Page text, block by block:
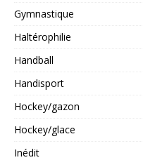
Gymnastique
Haltérophilie
Handball
Handisport
Hockey/gazon
Hockey/glace
Inédit